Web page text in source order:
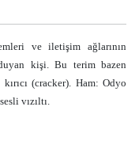
ve iletişim ağlarının
duyan kişi. Bu terim bazen
(cracker). Ham: Odyo
vızıltı.